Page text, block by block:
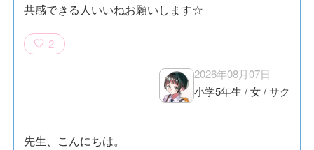
共感できる人いいねお願いします☆
2
2026年08月07日
小学5年生 /女/サク
先生、こんにちは。